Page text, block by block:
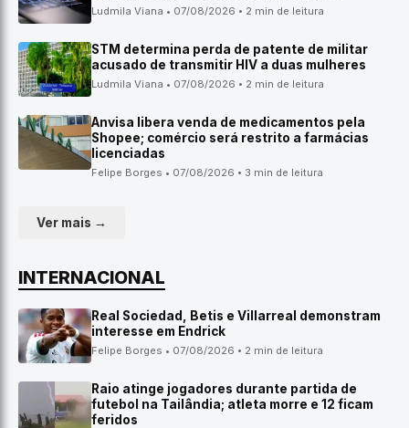
Ludmila Viana • 07/08/2026 • 2 min de leitura
STM determina perda de patente de militar
acusado de transmitir HIV a duas mulheres
Ludmila Viana • 07/08/2026 • 2 min de leitura
Anvisa libera venda de medicamentos pela
Shopee; comércio será restrito a farmácias
licenciadas
Felipe Borges • 07/08/2026 • 3 min de leitura
Ver mais →
INTERNACIONAL
Real Sociedad, Betis e Villarreal demonstram
interesse em Endrick
Felipe Borges • 07/08/2026 • 2 min de leitura
Raio atinge jogadores durante partida de
futebol na Tailândia; atleta morre e 12 ficam
feridos